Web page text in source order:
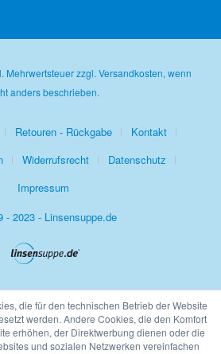
Mehrwertsteuer zzgl. Versandkosten, wenn
anders beschrieben.
Retouren - Rückgabe
Kontakt
Widerrufsrecht
Datenschutz
Impressum
- 2023 - Linsensuppe.de
die für den technischen Betrieb der Website
werden. Andere Cookies, die den Komfort
erhöhen, der Direktwerbung dienen oder die
und sozialen Netzwerken vereinfachen